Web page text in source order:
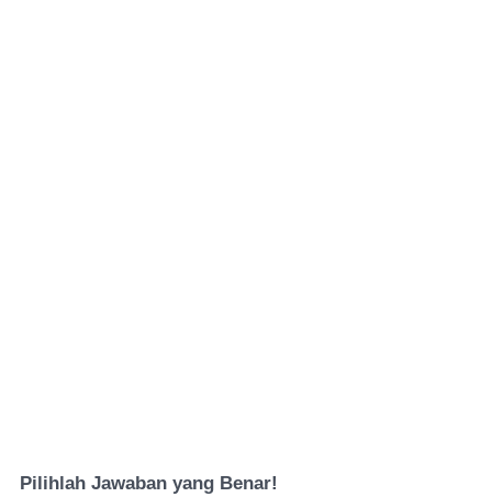
Pilihlah Jawaban yang Benar!